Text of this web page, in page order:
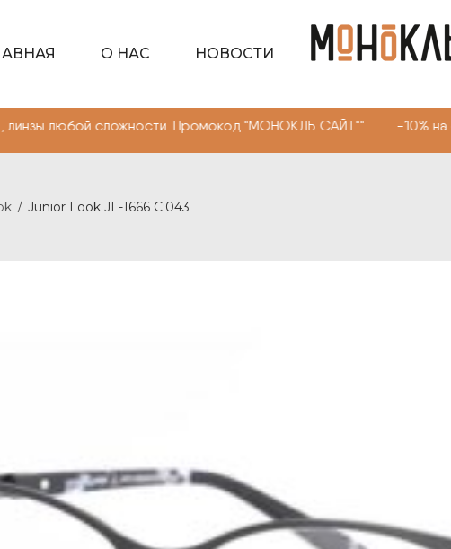
О НАС НОВОСТИ
сложности. Промокод "МОНОКЛЬ САЙТ"" -10% на
/ Junior Look JL-1666 C:043